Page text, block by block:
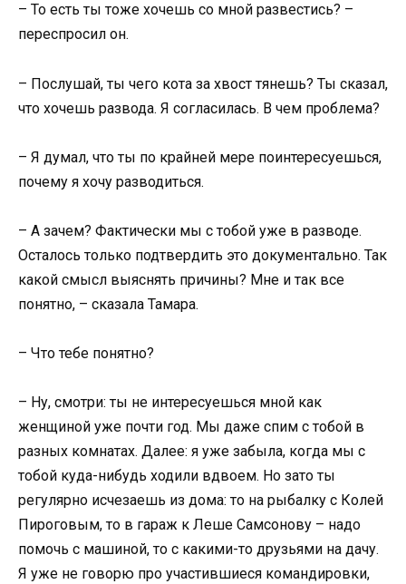
– То есть ты тоже хочешь со мной развестись? –
переспросил он.
– Послушай, ты чего кота за хвост тянешь? Ты сказал,
что хочешь развода. Я согласилась. В чем проблема?
– Я думал, что ты по крайней мере поинтересуешься,
почему я хочу разводиться.
– А зачем? Фактически мы с тобой уже в разводе.
Осталось только подтвердить это документально. Так
какой смысл выяснять причины? Мне и так все
понятно, – сказала Тамара.
– Что тебе понятно?
– Ну, смотри: ты не интересуешься мной как
женщиной уже почти год. Мы даже спим с тобой в
разных комнатах. Далее: я уже забыла, когда мы с
тобой куда-нибудь ходили вдвоем. Но зато ты
регулярно исчезаешь из дома: то на рыбалку с Колей
Пироговым, то в гараж к Леше Самсонову – надо
помочь с машиной, то с какими-то друзьями на дачу.
Я уже не говорю про участившиеся командировки,